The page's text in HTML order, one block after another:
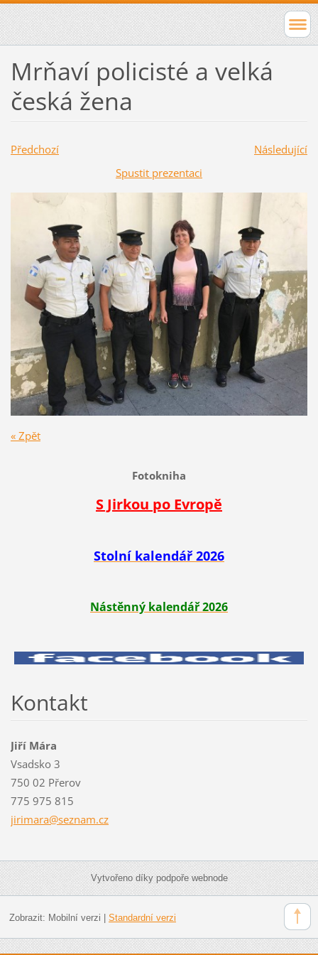
Mrňaví policisté a velká
česká žena
Předchozí
Následující
Spustit prezentaci
« Zpět
Fotokniha
S Jirkou po Evropě
Stolní kalendář 2026
Nástěnný kalendář 2026
Kontakt
Jiří Mára
Vsadsko 3
750 02 Přerov
775 975 815
jirimara@seznam.cz
Vytvořeno díky podpoře webnode
Zobrazit: Mobilní verzi Standardní verzi